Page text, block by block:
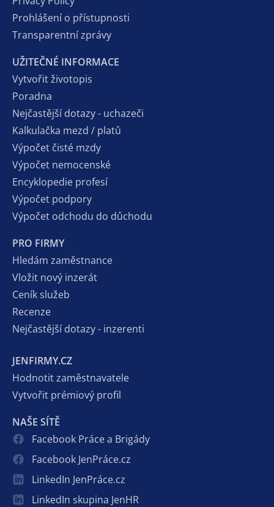
Prohlášení o přístupnosti
Transparentní zprávy
UŽITEČNÉ INFORMACE
Vytvořit životopis
Poradna
Nejčastější dotazy - uchazeči
Kalkulačka mezd / platů
Výpočet čisté mzdy
Výpočet nemocenské
Encyklopedie profesí
Výpočet podpory
Výpočet odchodu do důchodu
PRO FIRMY
Hledám zaměstnance
Vložit nový inzerát
Ceník služeb
Recenze
Nejčastější dotazy - inzerenti
JENFIRMY.CZ
Hodnotit zaměstnavatele
Vytvořit prémiový profil
NAŠE SÍTĚ
Facebook Práce a Brigády
Facebook JenPráce.cz
LinkedIn JenPráce.cz
LinkedIn skupina JenHR